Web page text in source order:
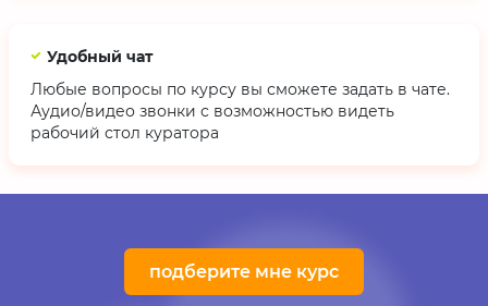
Удобный чат
Любые вопросы по курсу вы сможете задать в чате.
Аудио/видео звонки с возможностью видеть
рабочий стол куратора
подберите мне курс